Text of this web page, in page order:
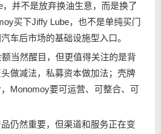
并不是放弃换油生意，而是换了
买下Jiffy Lube，也不是单纯买门
车后市场的基础设施型入口。
然醒目，但更值得关注的是背
做减法，私募资本做加法；壳牌
Monomoy要可运营、可整合、可
然重要，但渠道和服务正在变